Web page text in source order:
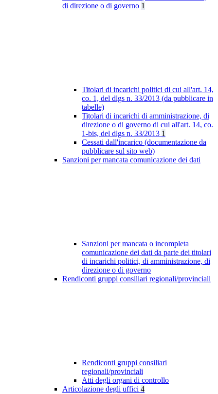
di direzione o di governo 1
Titolari di incarichi politici di cui all'art. 14,
co. 1, del dlgs n. 33/2013 (da pubblicare in
tabelle)
Titolari di incarichi di amministrazione, di
direzione o di governo di cui all'art. 14, co.
1-bis, del dlgs n. 33/2013 1
Cessati dall'incarico (documentazione da
pubblicare sul sito web)
Sanzioni per mancata comunicazione dei dati
Sanzioni per mancata o incompleta
comunicazione dei dati da parte dei titolari
di incarichi politici, di amministrazione, di
direzione o di governo
Rendiconti gruppi consiliari regionali/provinciali
Rendiconti gruppi consiliari
regionali/provinciali
Atti degli organi di controllo
Articolazione degli uffici 4